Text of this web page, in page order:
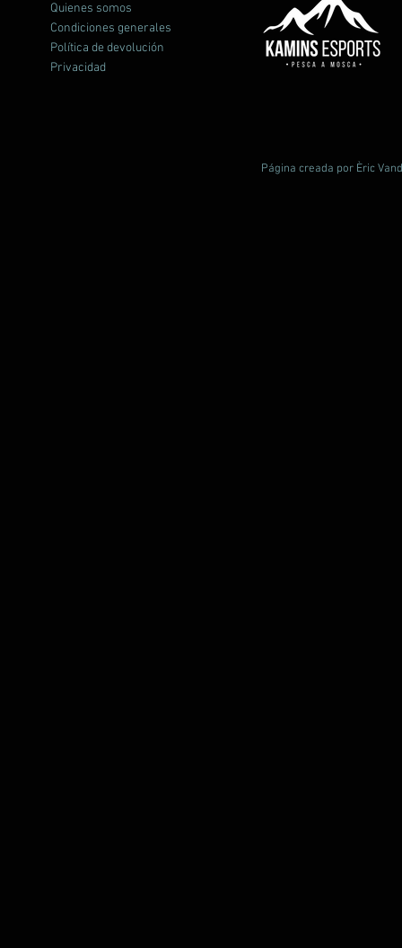
Quienes somos
Condiciones generales
Política de devolución
Privacidad
Página creada por Èric